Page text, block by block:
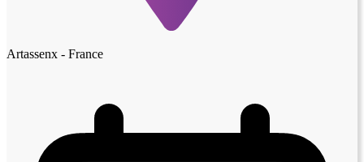
Artassenx - France